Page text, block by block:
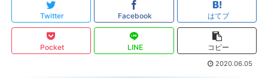
Twitter Facebook はてブ
Pocket LINE コピー
2020.06.05